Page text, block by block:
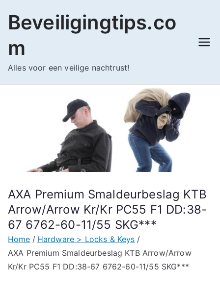
naar
inhoud
Beveiligingtips.co
m
Alles voor een veilige nachtrust!
AXA Premium Smaldeurbeslag KTB
Arrow/Arrow Kr/Kr PC55 F1 DD:38-
67 6762-60-11/55 SKG***
Home
Hardware > Locks & Keys
AXA Premium Smaldeurbeslag KTB Arrow/Arrow
Kr/Kr PC55 F1 DD:38-67 6762-60-11/55 SKG***